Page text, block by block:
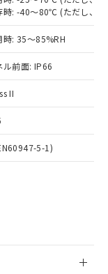
時: -40～80℃ (ただし、氷
時: 35～85%RH
ル前面: IP66
II
5-1)
担当のオ
販売員に
社販売拠
」をご確認
を当社の
または開
作成サー
、I-Web
との取
ブチル
器に対する
値を超える意
り、予定
フタル酸ジ
チルベンジ
べてが基
て有害物
な影響を
出されな
。
ミサイ
はその他
等に一切
販売する
内容を当
社は、
係者が違
合は、取
庫あり
況につ
先、ま
ン制御
にご確
状況の
種